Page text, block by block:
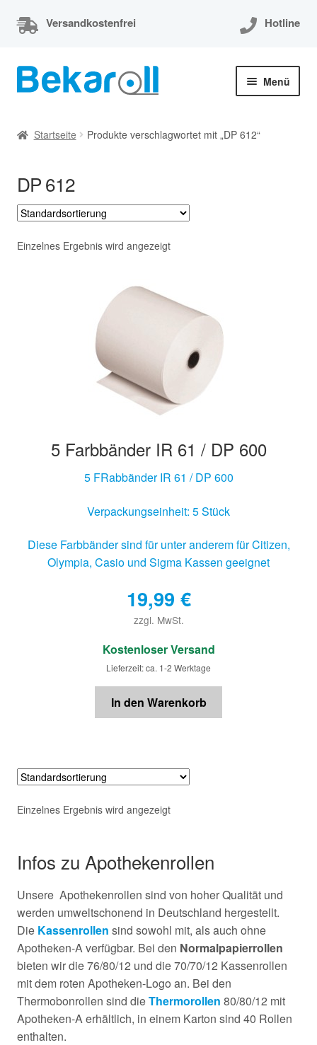
Versandkostenfrei Hotline
Zur
Navigation
Zum
Inhalt
Menü
EC-Cash Rollen
Hersteller/Gerät
Apothekenrollen
Rollen für Waagen
Startseite Produkte verschlagwortet mit „DP 612“
DP 612
Einzelnes Ergebnis wird angezeigt
5 Farbbänder IR 61 / DP 600
5 FRabbänder IR 61 / DP 600
Verpackungseinheit: 5 Stück
Diese Farbbänder sind für unter anderem für Citizen,
Olympia, Casio und Sigma Kassen geeignet
19,99 €
zzgl. MwSt.
€
Kostenloser Versand
Lieferzeit: ca. 1-2 Werktage
In den Warenkorb
Einzelnes Ergebnis wird angezeigt
Infos zu Apothekenrollen
Unsere Apothekenrollen sind von hoher Qualität und
werden umweltschonend in Deutschland hergestellt.
Die Kassenrollen sind sowohl mit, als auch ohne
Apotheken-A verfügbar. Bei den Normalpapierrollen
bieten wir die 76/80/12 und die 70/70/12 Kassenrollen
mit dem roten Apotheken-Logo an. Bei den
Thermobonrollen sind dieThermorollen 80/80/12 mit
Apotheken-A erhältlich, in einem Karton sind 40 Rollen
enthalten.